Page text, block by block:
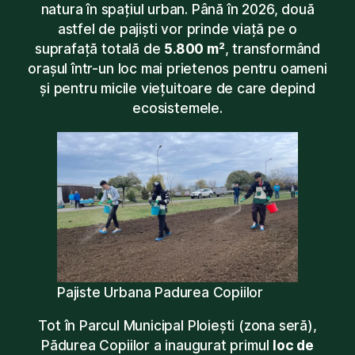
natura în spațiul urban. Până în 2026, două
astfel de pajiști vor prinde viață pe o
suprafață totală de 5.800 m², transformând
orașul într-un loc mai prietenos pentru oameni
și pentru micile viețuitoare de care depind
ecosistemele.
Pajiste Urbana Padurea Copiilor
Tot în Parcul Municipal Ploiești (zona seră),
Pădurea Copiilor a inaugurat primul loc de